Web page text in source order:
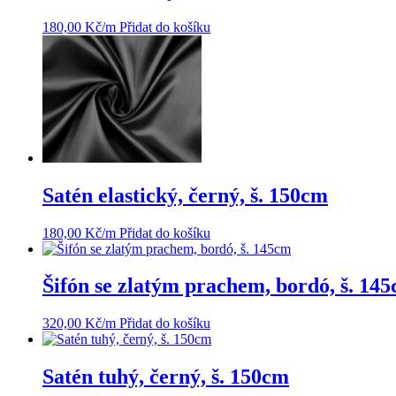
180,00 Kč/m Přidat do košíku
Satén elastický, černý, š. 150cm
180,00 Kč/m Přidat do košíku
Šifón se zlatým prachem, bordó, š.
320,00 Kč/m Přidat do košíku
Satén tuhý, černý, š. 150cm